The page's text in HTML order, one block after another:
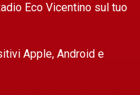
Eco Vicentino sul tuo
Apple, Android e